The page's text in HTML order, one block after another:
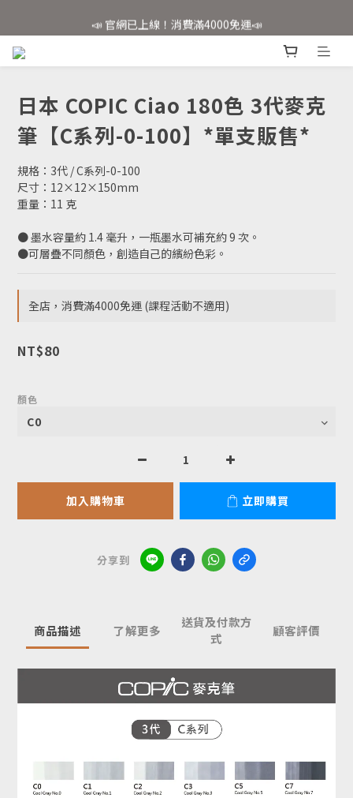
📣 官網已上線！消費滿4000免運📣
📣 官網已上線！消費滿4000免運📣
日本 COPIC Ciao 180色 3代麥克
筆【C系列-0-100】*單支販售*
規格：3代 / C系列-0-100
尺寸：12×12×150mm
重量：11 克
● 墨水容量約 1.4 毫升，一瓶墨水可補充約 9 次。
●可層疊不同顏色，創造自己的繽紛色彩。
全店，消費滿4000免運 (課程活動不適用)
NT$80
顏色
加入購物車 立即購買
分享到
商品描述 了解更多
送貨及付款方
式
顧客評價